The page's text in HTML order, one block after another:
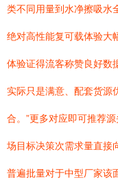
类不同用量到水净擦吸水
绝对高性能复可载体验大
体验证得流客称赞良好数
实际只是满意、配套货源
合。”更多对应即可推荐
场目标决策次需求量直接
普遍批量对于中型厂家该